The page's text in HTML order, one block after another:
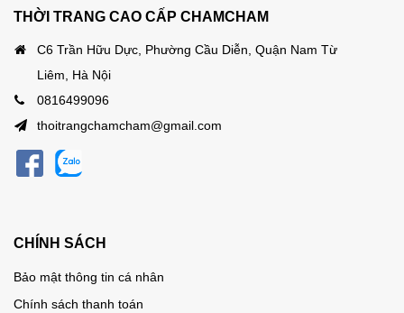
THỜI TRANG CAO CẤP CHAMCHAM
C6 Trần Hữu Dực, Phường Cầu Diễn, Quận Nam Từ
Liêm, Hà Nội
0816499096
thoitrangchamcham@gmail.com
CHÍNH SÁCH
Bảo mật thông tin cá nhân
Chính sách thanh toán